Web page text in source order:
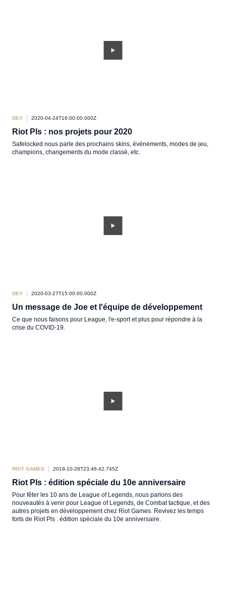
DEV 2020-04-24T16:00:00.000Z
Riot Pls : nos projets pour 2020
Safelocked nous parle des prochains skins, événements, modes de jeu,
champions, changements du mode classé, etc.
DEV 2020-03-27T15:00:00.000Z
Un message de Joe et l'équipe de développement
Ce que nous faisons pour League, l'e-sport et plus pour répondre à la
crise du COVID-19.
RIOT GAMES 2019-10-28T23:46:42.745Z
Riot Pls : édition spéciale du 10e anniversaire
Pour fêter les 10 ans de League of Legends, nous parlons des
nouveautés à venir pour League of Legends, de Combat tactique, et des
autres projets en développement chez Riot Games. Revivez les temps
forts de Riot Pls : édition spéciale du 10e anniversaire.